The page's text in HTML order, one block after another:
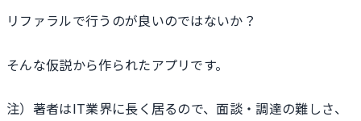
リファラルで行うのが良いのではないか？
そんな仮説から作られたアプリです。
注）著者はIT業界に長く居るので、面談・調達の難しさ、